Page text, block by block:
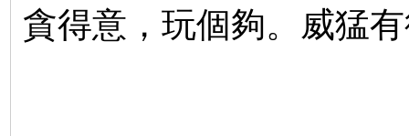
貪得意，玩個夠。威猛